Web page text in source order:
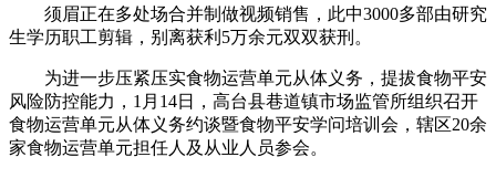
须眉正在多处场合并制做视频销售，此中3000多部由研究
生学历职工剪辑，别离获利5万余元双双获刑。
为进一步压紧压实食物运营单元从体义务，提拔食物平安
风险防控能力，1月14日，高台县巷道镇市场监管所组织召开
食物运营单元从体义务约谈暨食物平安学问培训会，辖区20余
家食物运营单元担任人及从业人员参会。